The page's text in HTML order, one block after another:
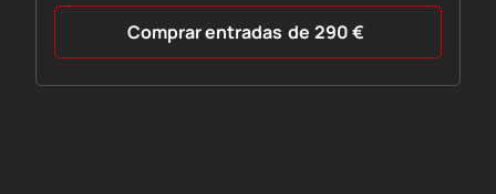
Comprar entradas de 290€